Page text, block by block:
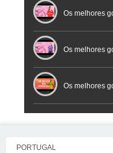
Placard
Os melhores
Placard
Os melhores
Placard
Os melhores
PORTUGAL